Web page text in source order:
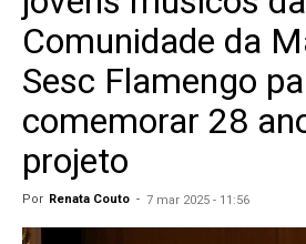
Comunidade da
Sesc Flamengo
comemorar 28
projeto
Por Renata Couto - 7 mar 2025 - 11:56